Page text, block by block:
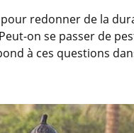
redonner de la
on se passer de
à ces questions